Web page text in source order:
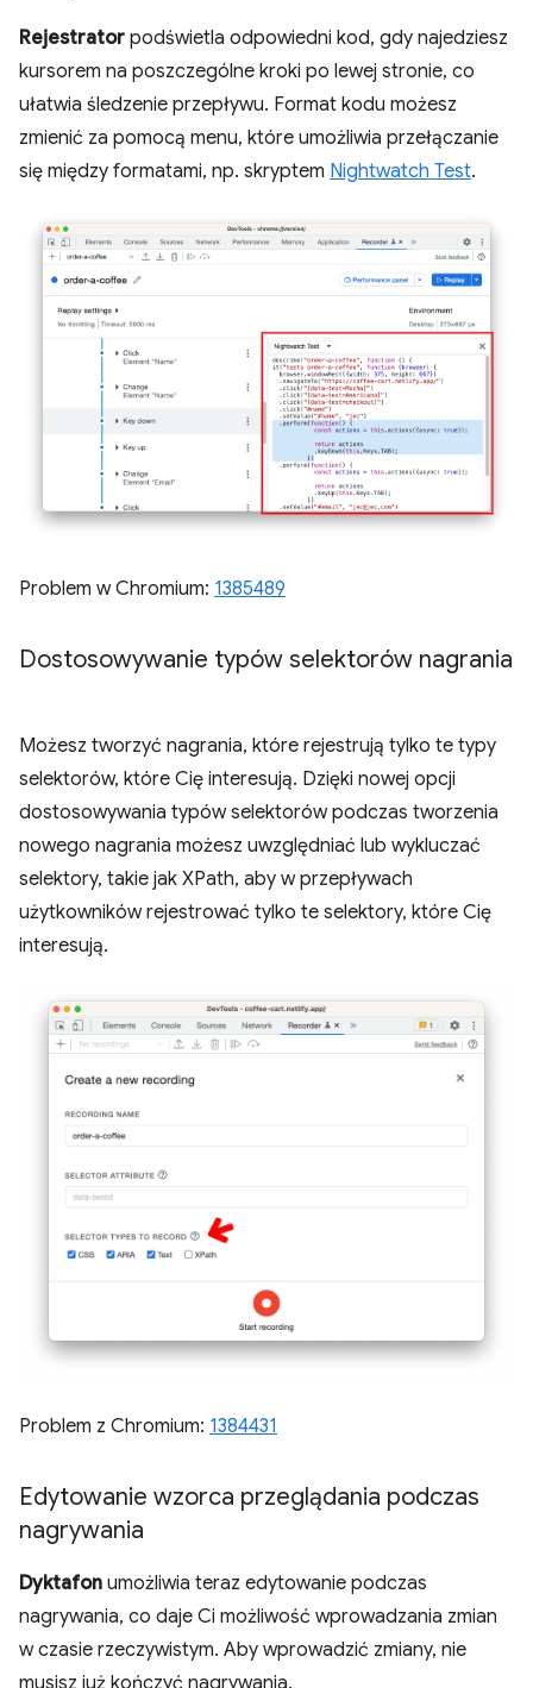
Rejestrator podświetla odpowiedni kod, gdy najedziesz
kursorem na poszczególne kroki po lewej stronie, co
ułatwia śledzenie przepływu. Format kodu możesz
zmienić za pomocą menu, które umożliwia przełączanie
się między formatami, np. skryptem Nightwatch Test.
Problem w Chromium: 1385489
Dostosowywanie typów selektorów nagrania
Możesz tworzyć nagrania, które rejestrują tylko te typy
selektorów, które Cię interesują. Dzięki nowej opcji
dostosowywania typów selektorów podczas tworzenia
nowego nagrania możesz uwzględniać lub wykluczać
selektory, takie jak XPath, aby w przepływach
użytkowników rejestrować tylko te selektory, które Cię
interesują.
Problem z Chromium: 1384431
Edytowanie wzorca przeglądania podczas
nagrywania
Dyktafon umożliwia teraz edytowanie podczas
nagrywania, co daje Ci możliwość wprowadzania zmian
w czasie rzeczywistym. Aby wprowadzić zmiany, nie